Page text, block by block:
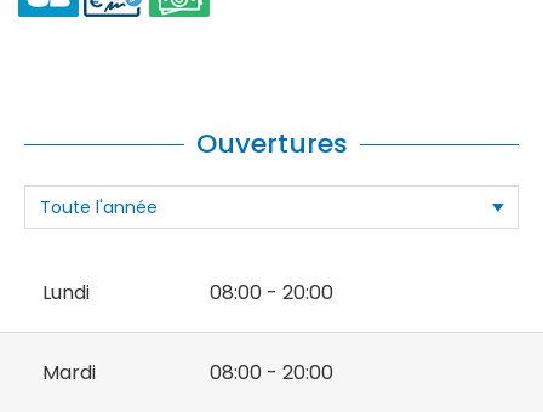
Ouvertures
Lundi 08:00 - 20:00
Mardi 08:00 - 20:00